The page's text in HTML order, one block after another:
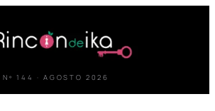
Nº 144 · AGOSTO 2026